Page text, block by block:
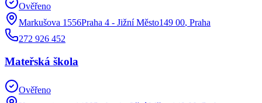
Ověřeno
Markušova 1556Praha 4 - Jižní Město149 00, Praha
272 926 452
Mateřská škola
Ověřeno